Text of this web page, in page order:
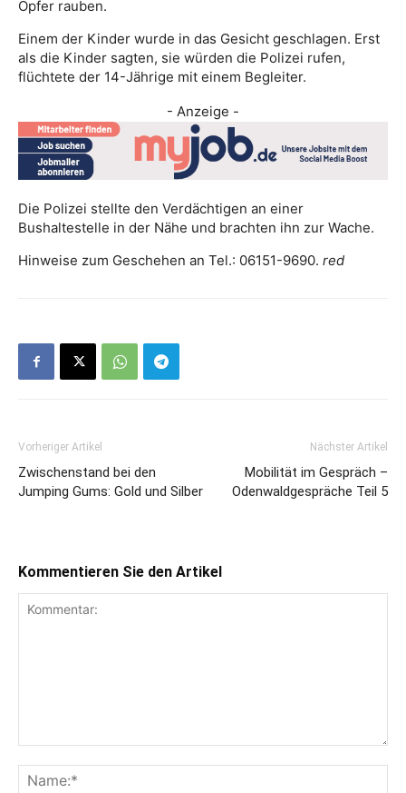
Opfer rauben.
Einem der Kinder wurde in das Gesicht geschlagen. Erst
als die Kinder sagten, sie würden die Polizei rufen,
flüchtete der 14-Jährige mit einem Begleiter.
- Anzeige -
Die Polizei stellte den Verdächtigen an einer
Bushaltestelle in der Nähe und brachten ihn zur Wache.
Hinweise zum Geschehen an Tel.: 06151-9690. red
Vorheriger Artikel
Zwischenstand bei den
Jumping Gums: Gold und Silber
Nächster Artikel
Mobilität im Gespräch –
Odenwaldgespräche Teil 5
Kommentieren Sie den Artikel